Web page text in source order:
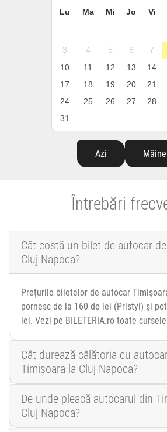
Lu Ma Mi Jo Vi
3
4 5 6 7
10
11 12 13 14
17
18 19 20 21
24
25 26 27 28
31
Azi Mâine
Întrebări
Cât costă un bilet de autocar
Cluj Napoca?
Prețurile biletelor de autocar
pornesc de la 160 de lei (Pristyl) și
lei. Vezi pe BILETERIA.ro toate
Cât durează călătoria cu
Timișoara la Cluj Napoca?
De unde pleacă autocarul din
Cluj Napoca?